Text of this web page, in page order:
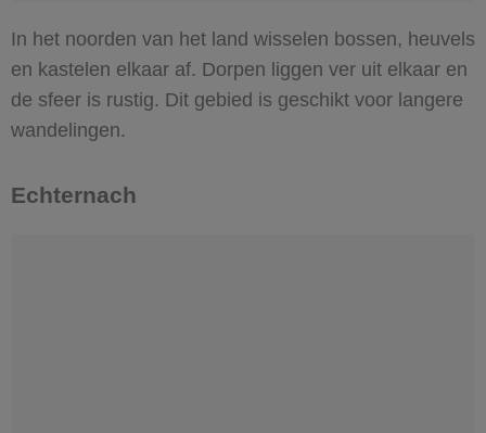
In het noorden van het land wisselen bossen, heuvels
en kastelen elkaar af. Dorpen liggen ver uit elkaar en
de sfeer is rustig. Dit gebied is geschikt voor langere
wandelingen.
Echternach